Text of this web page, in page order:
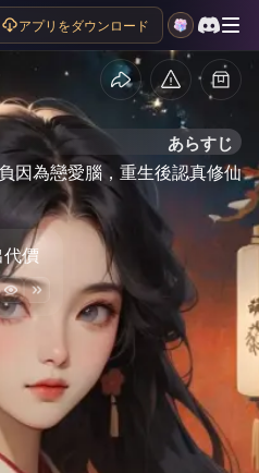
アプリをダウンロード
あらすじ
因為戀愛腦，重生後認真修仙
價